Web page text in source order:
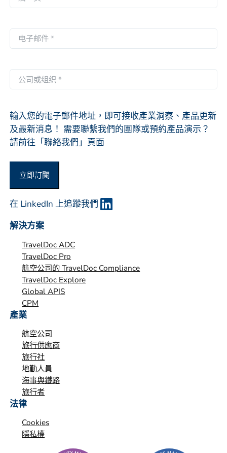
一
一
子
件
*
司
组
织
*
輸入您的電子郵件地址，即可接收產業洞察、產品更新
及最新消息！ 需要聯繫我們的團隊或預約產品演示？
請前往「聯絡我們」頁面
立即訂閱
在 LinkedIn 上追蹤我們
解決方案
TravelDoc ADC
TravelDoc Pro
航空公司的 TravelDoc Compliance
TravelDoc Explore
Global APIS
CPM
產業
航空公司
旅行供應商
旅行社
地勤人員
海事與鐵路
旅行者
法律
Cookies
隱私權